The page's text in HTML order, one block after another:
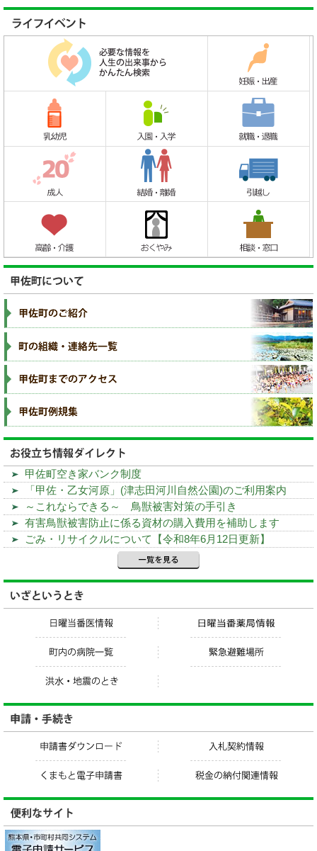
甲佐町空き家バンク制度
「甲佐・乙女河原」(津志田河川自然公園)のご利用案内
～これならできる～ 鳥獣被害対策の手引き
有害鳥獣被害防止に係る資材の購入費用を補助します
ごみ・リサイクルについて【令和8年6月12日更新】